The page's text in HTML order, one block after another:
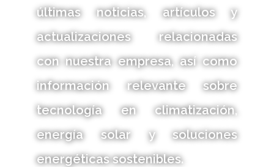
últimas noticias, artículos y
actualizaciones relacionadas
con nuestra empresa, así como
información relevante sobre
tecnología en climatización,
energía solar y soluciones
energéticas sostenibles.